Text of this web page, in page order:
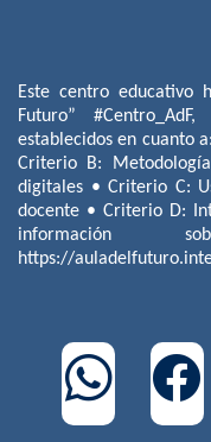
Este centro educativo
Futuro”
establecidos en cuanto
Criterio B:
digitales • Criterio C:
docente • Criterio D:
información
https://